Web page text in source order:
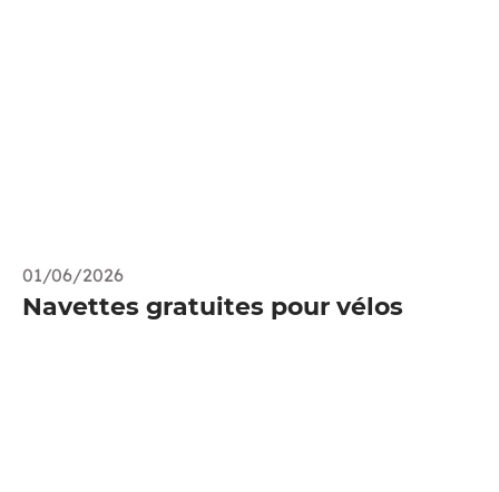
01/06/2026
Navettes gratuites pour vélos